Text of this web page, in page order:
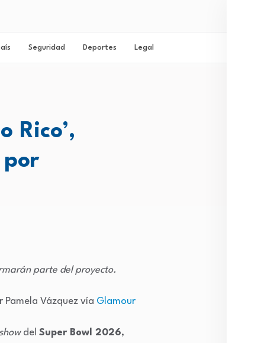
Seguridad Deportes Legal
Rico’,
parte del proyecto.
Pamela Vázquez vía Glamour
del Super Bowl 2026,